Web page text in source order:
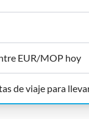
EUR/MOP hoy
de viaje para